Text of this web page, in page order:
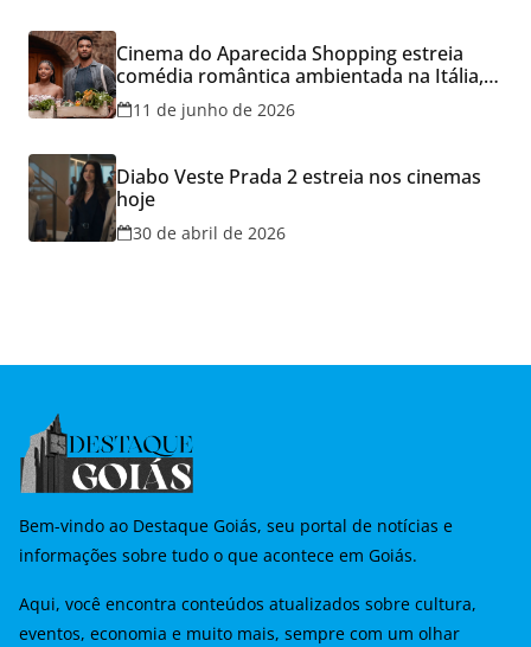
Cinema do Aparecida Shopping estreia
comédia romântica ambientada na Itália,
hoje e lança promoção para o Dia dos
Namorados
11 de junho de 2026
Diabo Veste Prada 2 estreia nos cinemas
hoje
30 de abril de 2026
Bem-vindo ao Destaque Goiás, seu portal de notícias e
informações sobre tudo o que acontece em Goiás.
Aqui, você encontra conteúdos atualizados sobre cultura,
eventos, economia e muito mais, sempre com um olhar